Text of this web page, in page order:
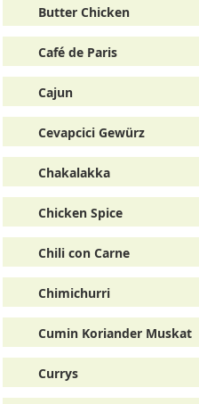
Butter Chicken
Café de Paris
Cajun
Cevapcici Gewürz
Chakalakka
Chicken Spice
Chili con Carne
Chimichurri
Cumin Koriander Muskat
Currys